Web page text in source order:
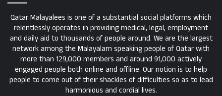
Qatar Malayalees is one of a substantial social platforms which
relentlessly operates in providing medical, legal, employment
and daily aid to thousands of people around. We are the largest
network among the Malayalam speaking people of Qatar with
more than 129,000 members and around 91,000 actively
engaged people both online and offline. Our notion is to help
people to come out of their shackles of difficulties so as to lead
harmonious and cordial lives.